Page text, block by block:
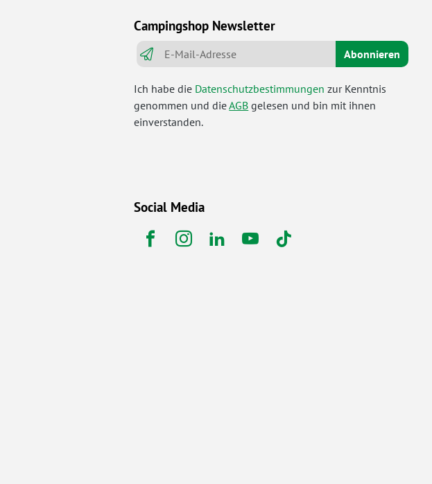
Campingshop Newsletter
Abonnieren
Ich habe die Datenschutzbestimmungen zur Kenntnis
genommen und dieAGB gelesen und bin mit ihnen
einverstanden.
Social Media